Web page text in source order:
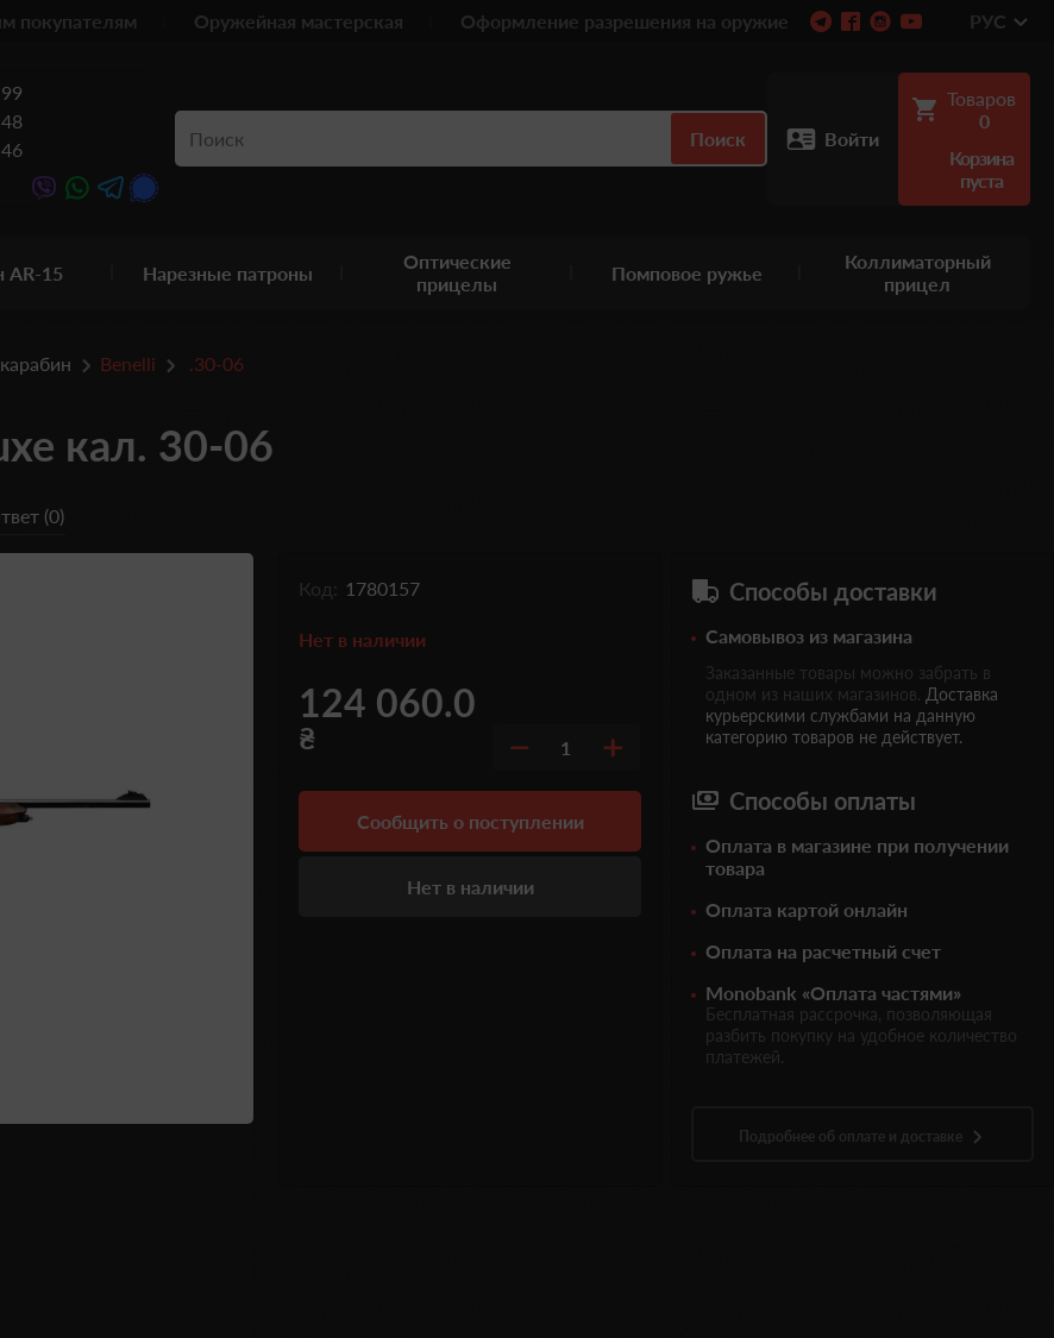
покупателям Оружейная мастерская Оформление разрешения на оружие РУС
Поиск Войти
Товаров
0
Корзина
пуста
AR-15 Нарезные патроны
Оптические
прицелы
Помповое ружье
Коллиматорный
прицел
Benelli .30-06
кал. 30-06
(0)
Код: 1780157
Нет в наличии
124 060.0
₴ 1
Сообщить о поступлении
Нет в наличии
Способы доставки
Самовывоз из магазина
Заказанные товары можно забрать в
одном из наших магазинов. Доставка
курьерскими службами на данную
категорию товаров не действует.
Способы оплаты
Оплата в магазине при получении
товара
Оплата картой онлайн
Оплата на расчетный счет
Monobank «Оплата частями»
Бесплатная рассрочка, позволяющая
разбить покупку на удобное количество
платежей.
Подробнее об оплате и доставке